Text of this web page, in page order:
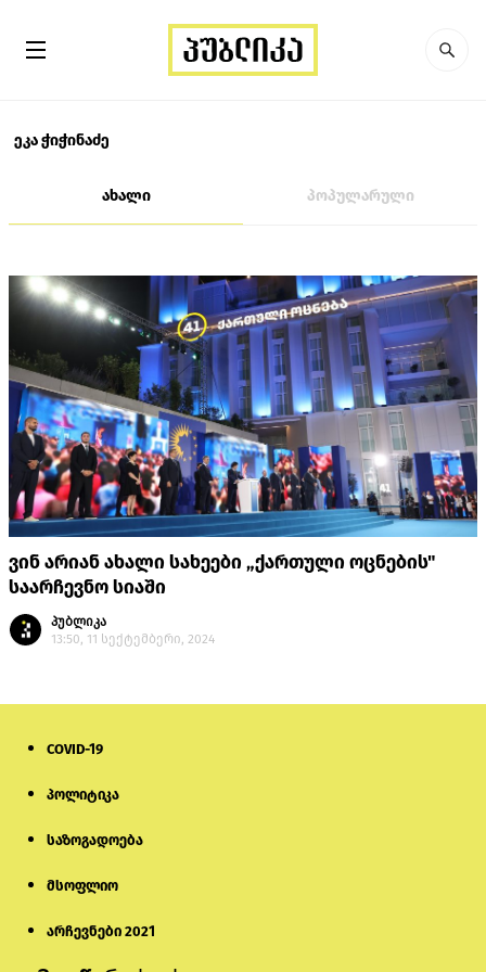
ეკა ჭიჭინაძე
ახალი პოპულარული
ვინ არიან ახალი სახეები „ქართული ოცნების"
საარჩევნო სიაში
პუბლიკა
13:50, 11 სექტემბერი, 2024
COVID-19
პოლიტიკა
საზოგადოება
მსოფლიო
არჩევნები 2021